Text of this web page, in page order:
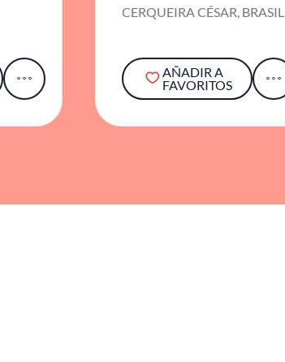
CERQUEIRA CÉSAR, BRASIL
AÑADIR A
FAVORITOS